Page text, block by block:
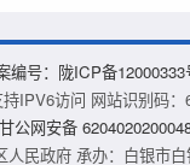
编号：陇ICP备12000333
IPV6访问 网站识别码：
甘公网安备
人民政府 承办：白银市